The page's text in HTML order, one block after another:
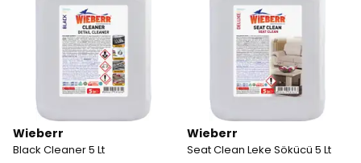
Wieberr
Black Cleaner 5 Lt
Wieberr
Seat Clean Leke Sökücü 5 Lt